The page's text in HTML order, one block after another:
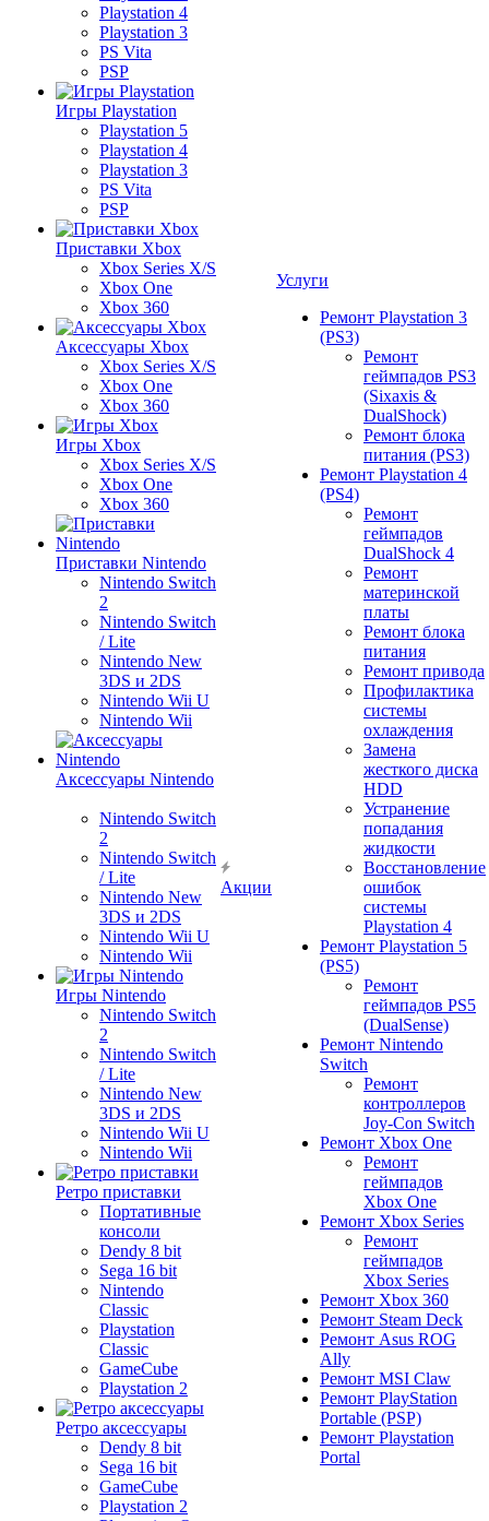
Playstation 4
Playstation 3
PS Vita
PSP
Игры Playstation
Playstation 5
Playstation 4
Playstation 3
PS Vita
PSP
Приставки Xbox
Xbox Series X/S
Xbox One
Xbox 360
Аксессуары Xbox
Xbox Series X/S
Xbox One
Xbox 360
Игры Xbox
Xbox Series X/S
Xbox One
Xbox 360
Приставки Nintendo
Nintendo Switch
2
Nintendo Switch
/ Lite
Nintendo New
3DS и 2DS
Nintendo Wii U
Nintendo Wii
Аксессуары Nintendo
Nintendo Switch
2
Nintendo Switch
/ Lite
Nintendo New
3DS и 2DS
Nintendo Wii U
Nintendo Wii
Игры Nintendo
Nintendo Switch
2
Nintendo Switch
/ Lite
Nintendo New
3DS и 2DS
Nintendo Wii U
Nintendo Wii
Ретро приставки
Портативные
консоли
Dendy 8 bit
Sega 16 bit
Nintendo
Classic
Playstation
Classic
GameCube
Playstation 2
Ретро аксессуары
Dendy 8 bit
Sega 16 bit
GameCube
Playstation 2
Акции
Услуги
Ремонт Playstation 3
(PS3)
Ремонт
геймпадов PS3
(Sixaxis &
DualShock)
Ремонт блока
питания (PS3)
Ремонт Playstation 4
(PS4)
Ремонт
геймпадов
DualShock 4
Ремонт
материнской
платы
Ремонт блока
питания
Ремонт привода
Профилактика
системы
охлаждения
Замена
жесткого диска
HDD
Устранение
попадания
жидкости
Восстановление
ошибок
системы
Playstation 4
Ремонт Playstation 5
(PS5)
Ремонт
геймпадов PS5
(DualSense)
Ремонт Nintendo
Switch
Ремонт
контроллеров
Joy-Con Switch
Ремонт Xbox One
Ремонт
геймпадов
Xbox One
Ремонт Xbox Series
Ремонт
геймпадов
Xbox Series
Ремонт Xbox 360
Ремонт Steam Deck
Ремонт Asus ROG
Ally
Ремонт MSI Claw
Ремонт PlayStation
Portable (PSP)
Ремонт Playstation
Portal